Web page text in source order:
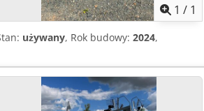
1 / 1
używany, Rok budowy: 2024,